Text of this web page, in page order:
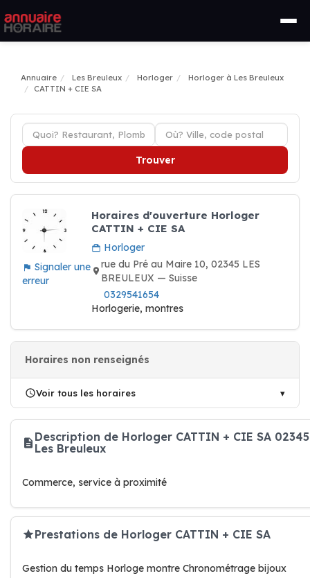
Annuaire Les Breuleux Horloger
Horloger à Les Breuleux
CATTIN + CIE SA
Trouver
Signaler une
erreur
Horaires d'ouverture Horloger
CATTIN + CIE SA
Horloger
rue du Pré au Maire 10, 02345 LES
BREULEUX — Suisse
0329541654
Horlogerie, montres
Horaires non renseignés
Voir tous les horaires
Description de Horloger CATTIN + CIE SA 02345
Les Breuleux
Commerce, service à proximité
Prestations de Horloger CATTIN + CIE SA
Gestion du temps Horloge montre Chronométrage bijoux